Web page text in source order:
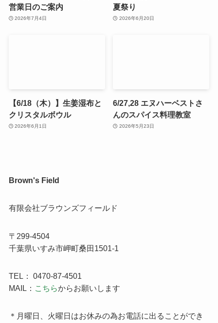
営業日のご案内
2026年7月4日
夏祭り
2026年6月20日
【6/18（木）】生姜湿布と
クリスタルボウル
2026年6月1日
6/27,28 エヌハーベストさ
んのスパイス料理教室
2026年5月23日
Brown's Field
有限会社ブラウンズフィールド
〒299-4504
千葉県いすみ市岬町桑田1501-1
TEL： 0470-87-4501
MAIL： こちらからお願いします
＊月曜日、火曜日はお休みの為お電話に出ることができ